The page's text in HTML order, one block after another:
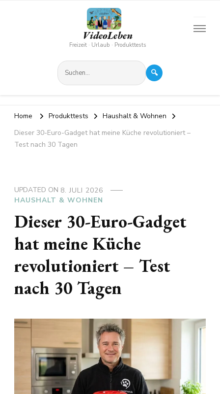
VideoLeben
Freizeit · Urlaub · Produkttests
🔍
Home Produkttests
Haushalt & Wohnen
Dieser 30-Euro-Gadget hat meine Küche revolutioniert –
Test nach 30 Tagen
UPDATED ON 8. JULI 2026
HAUSHALT & WOHNEN
Dieser 30-Euro-Gadget
hat meine Küche
revolutioniert – Test
nach 30 Tagen